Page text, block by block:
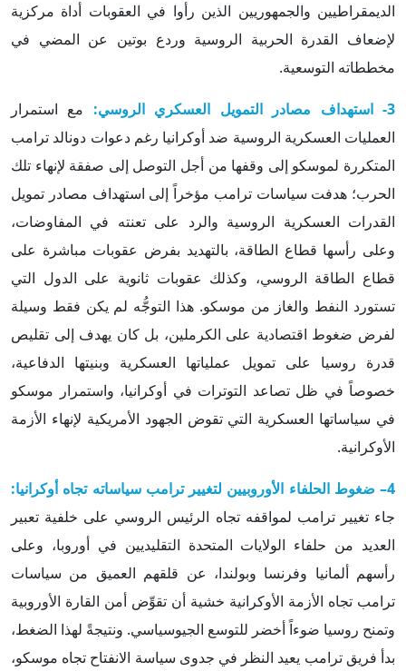
الديمقراطيين والجمهوريين الذين رأوا في العقوبات أداة مركزية
لإضعاف القدرة الحربية الروسية وردع بوتين عن المضي في
مخططاته التوسعية.
3- استهداف مصادر التمويل العسكري الروسي:
مع استمرار
العمليات العسكرية الروسية ضد أوكرانيا رغم دعوات دونالد ترامب
المتكررة لموسكو إلى وقفها من أجل التوصل إلى صفقة لإنهاء تلك
الحرب؛ هدفت سياسات ترامب مؤخراً إلى استهداف مصادر تمويل
القدرات العسكرية الروسية والرد على تعنته في المفاوضات،
وعلى رأسها قطاع الطاقة، بالتهديد بفرض عقوبات مباشرة على
قطاع الطاقة الروسي، وكذلك عقوبات ثانوية على الدول التي
تستورد النفط والغاز من موسكو. هذا التوجُّه لم يكن فقط وسيلة
لفرض ضغوط اقتصادية على الكرملين، بل كان يهدف إلى تقليص
قدرة روسيا على تمويل عملياتها العسكرية وبنيتها الدفاعية،
خصوصاً في ظل تصاعد التوترات في أوكرانيا، واستمرار موسكو
في سياساتها العسكرية التي تقوض الجهود الأمريكية لإنهاء الأزمة
الأوكرانية.
4– ضغوط الحلفاء الأوروبيين لتغيير ترامب سياساته تجاه أوكرانيا:
جاء تغيير ترامب لمواقفه تجاه الرئيس الروسي على خلفية تعبير
العديد من حلفاء الولايات المتحدة التقليديين في أوروبا، وعلى
رأسهم ألمانيا وفرنسا وبولندا، عن قلقهم العميق من سياسات
ترامب تجاه الأزمة الأوكرانية خشية أن تقوِّض أمن القارة الأوروبية
وتمنح روسيا ضوءاً أخضر للتوسع الجيوسياسي. ونتيجةً لهذا الضغط،
بدأ فريق ترامب يعيد النظر في جدوى سياسة الانفتاح تجاه موسكو،